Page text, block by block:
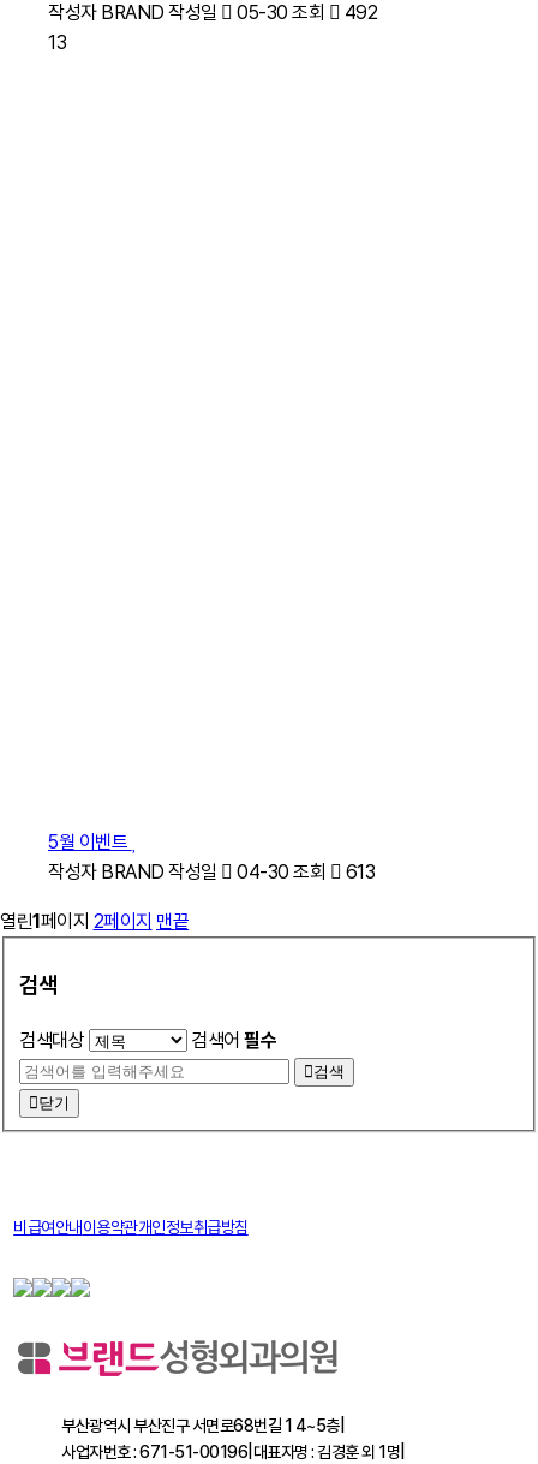
작성자 BRAND 작성일 05-30 조회
492
13
5월 이벤트
작성자 BRAND 작성일 04-30 조회 613
열린1페이지 2페이지 맨끝
검색
검색대상 검색어 필수
검색
닫기
부산광역시 부산진구 서면로68번길 1 4~5층|
사업자번호 : 671-51-00196| 대표자명 : 김경훈 외 1명
비급여안내이용약관개인정보취급방침